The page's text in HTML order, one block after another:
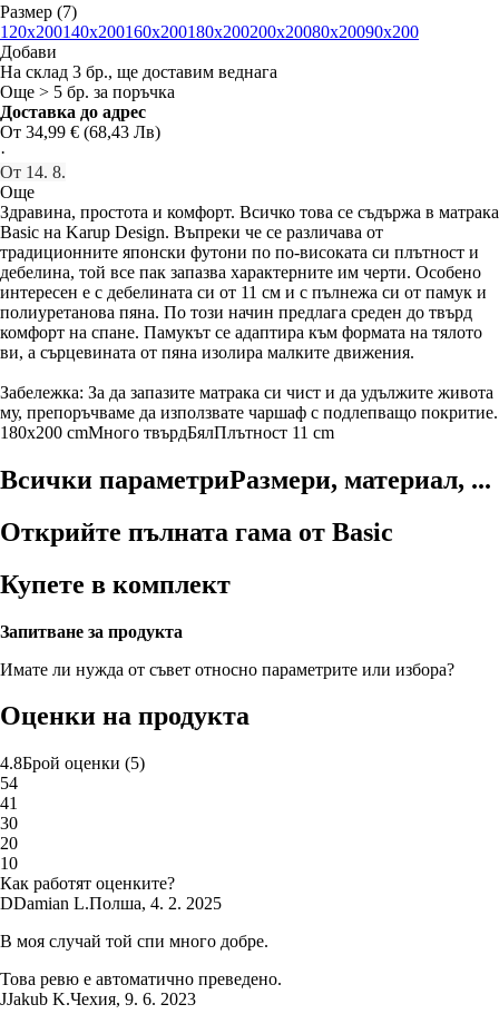
Размер (7)
120x200140x200160x200180x200200x20080x20090x200
Добави
На склад 3 бр., ще доставим веднага
Още > 5 бр. за поръчка
Доставка до адрес
От 34,99 € (68,43 Лв)
·
От 14. 8.
Още
Здравина, простота и комфорт. Всичко това се съдържа в матрака
Basic на Karup Design. Въпреки че се различава от
традиционните японски футони по по-високата си плътност и
дебелина, той все пак запазва характерните им черти. Особено
интересен е с дебелината си от 11 см и с пълнежа си от памук и
полиуретанова пяна. По този начин предлага среден до твърд
комфорт на спане. Памукът се адаптира към формата на тялото
ви, а сърцевината от пяна изолира малките движения.
Забележка: За да запазите матрака си чист и да удължите живота
му, препоръчваме да използвате чаршаф с подлепващо покритие.
180x200 cmМного твърдБялПлътност 11 cm
Всички параметриРазмери, материал, ...
Открийте пълната гама от Basic
Купете в комплект
Запитване за продукта
Имате ли нужда от съвет относно параметрите или избора?
Оценки на продукта
4.8Брой оценки (5)
54
41
30
20
10
Как работят оценките?
DDamian L.Полша, 4. 2. 2025
В моя случай той спи много добре.
Това ревю е автоматично преведено.
JJakub K.Чехия, 9. 6. 2023